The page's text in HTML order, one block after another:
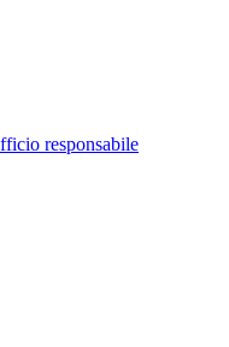
responsabile